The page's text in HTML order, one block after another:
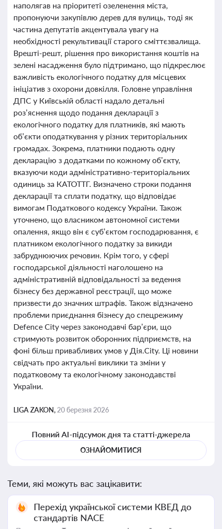
наполягав на пріоритеті озеленення міста,
пропонуючи закупівлю дерев для вулиць, тоді як
частина депутатів акцентувала увагу на
необхідності рекультивації старого сміттєзвалища.
Врешті-решт, рішення про використання коштів на
зелені насадження було підтримано, що підкреслює
важливість екологічного податку для місцевих
ініціатив з охорони довкілля. Головне управління
ДПС у Київській області надало детальні
роз’яснення щодо подання декларації з
екологічного податку для платників, які мають
об’єкти оподаткування у різних територіальних
громадах. Зокрема, платники подають одну
декларацію з додатками по кожному об’єкту,
вказуючи коди адміністративно-територіальних
одиниць за КАТОТТГ. Визначено строки подання
декларації та сплати податку, що відповідає
вимогам Податкового кодексу України. Також
уточнено, що власником автономної системи
опалення, якщо він є суб’єктом господарювання, є
платником екологічного податку за викиди
забруднюючих речовин. Крім того, у сфері
господарської діяльності наголошено на
адміністративній відповідальності за ведення
бізнесу без державної реєстрації, що може
призвести до значних штрафів. Також відзначено
проблеми приєднання бізнесу до спецрежиму
Defence City через законодавчі бар’єри, що
стримують розвиток оборонних підприємств, на
фоні більш привабливих умов у Дія.City. Ці новини
свідчать про актуальні виклики та зміни у
податковому та екологічному законодавстві
України.
LIGA ZAKON, 20 березня 2026
Повний AI-підсумок дня та статті-джерела
ОЗНАЙОМИТИСЯ
Теми, які можуть вас зацікавити:
Перехід української системи КВЕД до
стандартів NACE